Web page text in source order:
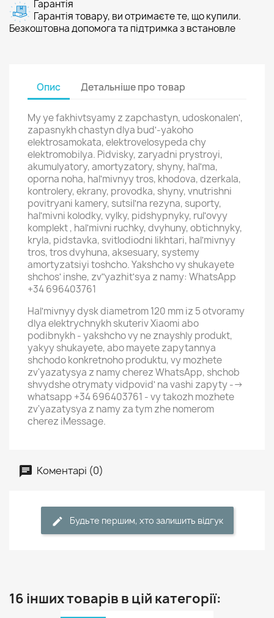
Гарантія
Гарантія товару, ви отримаєте те, що купили.
Безкоштовна допомога та підтримка з встановле
Опис Детальніше про товар
My ye fakhivtsyamy z zapchastyn, udoskonalenʹ,
zapasnykh chastyn dlya budʹ-yakoho
elektrosamokata, elektrovelosypeda chy
elektromobilya. Pidvisky, zaryadni prystroyi,
akumulyatory, amortyzatory, shyny, halʹma,
oporna noha, halʹmivnyy tros, khodova, dzerkala,
kontrolery, ekrany, provodka, shyny, vnutrishni
povitryani kamery, sutsilʹna rezyna, suporty,
halʹmivni kolodky, vylky, pidshypnyky, rulʹovyy
komplekt , halʹmivni ruchky, dvyhuny, obtichnyky,
kryla, pidstavka, svitlodiodni likhtari, halʹmivnyy
tros, tros dvyhuna, aksesuary, systemy
amortyzatsiyi toshcho. Yakshcho vy shukayete
shchosʹ inshe, zvʺyazhitʹsya z namy: WhatsApp
+34 696403761
Halʹmivnyy dysk diametrom 120 mm iz 5 otvoramy
dlya elektrychnykh skuteriv Xiaomi abo
podibnykh - yakshcho vy ne znayshly produkt,
yakyy shukayete, abo mayete zapytannya
shchodo konkretnoho produktu, vy mozhete
zv'yazatysya z namy cherez WhatsApp, shchob
shvydshe otrymaty vidpovidʹ na vashi zapyty -->
whatsapp +34 696403761 - vy takozh mozhete
zv'yazatysya z namy za tym zhe nomerom
cherez iMessage.
Коментарі (0)
Будьте першим, хто залишить відгук
16 інших товарів в цій категорії: